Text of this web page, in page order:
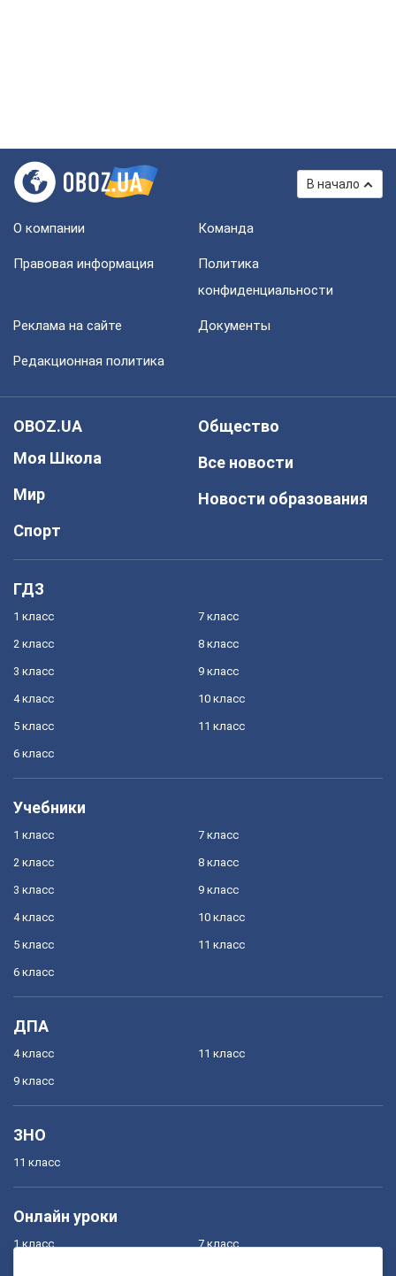
В начало
О компании Команда
Правовая информация
Политика
конфиденциальности
Реклама на сайте Документы
Редакционная политика
OBOZ.UA
Моя Школа
Мир
Спорт
Общество
Все новости
Новости образования
ГДЗ
1 класс
2 класс
3 класс
4 класс
5 класс
6 класс
7 класс
8 класс
9 класс
10 класс
11 класс
Учебники
1 класс
2 класс
3 класс
4 класс
5 класс
6 класс
7 класс
8 класс
9 класс
10 класс
11 класс
ДПА
4 класс
9 класс
11 класс
ЗНО
11 класс
Онлайн уроки
1 класс 7 класс